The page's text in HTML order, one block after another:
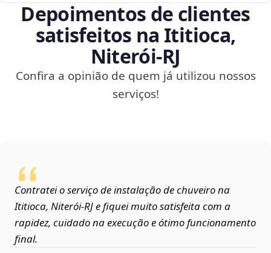
Depoimentos de clientes
satisfeitos na Ititioca,
Niterói‑RJ
Confira a opinião de quem já utilizou nossos
serviços!
Contratei o serviço de instalação de chuveiro na
Ititioca, Niterói‑RJ e fiquei muito satisfeita com a
rapidez, cuidado na execução e ótimo funcionamento
final.